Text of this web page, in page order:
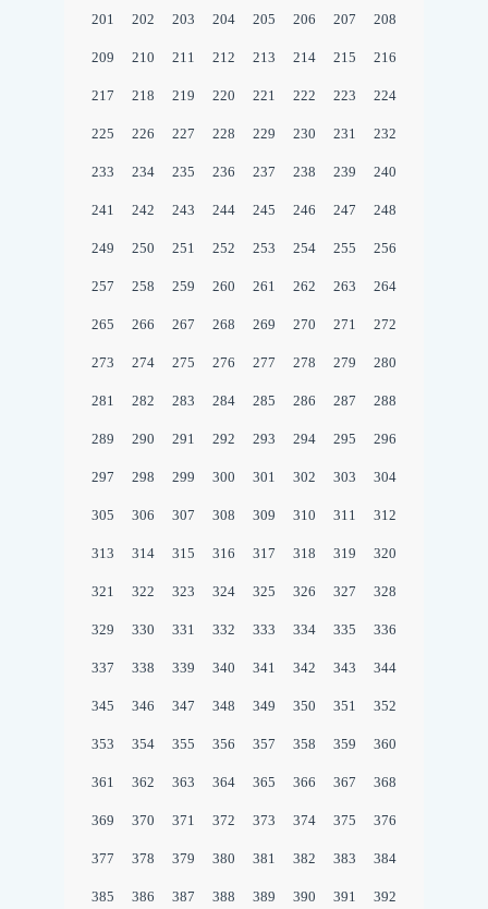
201 202 203 204 205 206 207 208
209 210 211 212 213 214 215 216
217 218 219 220 221 222 223 224
225 226 227 228 229 230 231 232
233 234 235 236 237 238 239 240
241 242 243 244 245 246 247 248
249 250 251 252 253 254 255 256
257 258 259 260 261 262 263 264
265 266 267 268 269 270 271 272
273 274 275 276 277 278 279 280
281 282 283 284 285 286 287 288
289 290 291 292 293 294 295 296
297 298 299 300 301 302 303 304
305 306 307 308 309 310 311 312
313 314 315 316 317 318 319 320
321 322 323 324 325 326 327 328
329 330 331 332 333 334 335 336
337 338 339 340 341 342 343 344
345 346 347 348 349 350 351 352
353 354 355 356 357 358 359 360
361 362 363 364 365 366 367 368
369 370 371 372 373 374 375 376
377 378 379 380 381 382 383 384
385 386 387 388 389 390 391 392